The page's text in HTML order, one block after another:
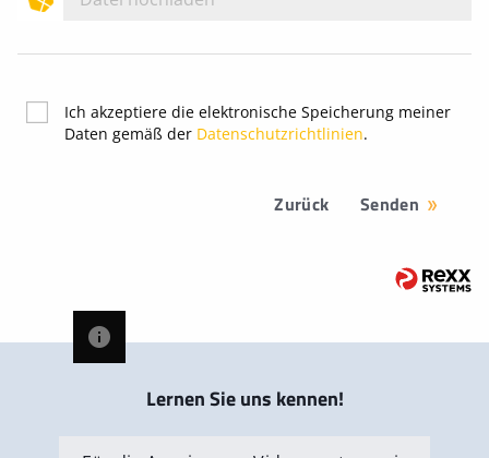
Ich akzeptiere die elektronische Speicherung meiner
Daten gemäß der Datenschutzrichtlinien.
Zurück Senden
Lernen Sie uns kennen!